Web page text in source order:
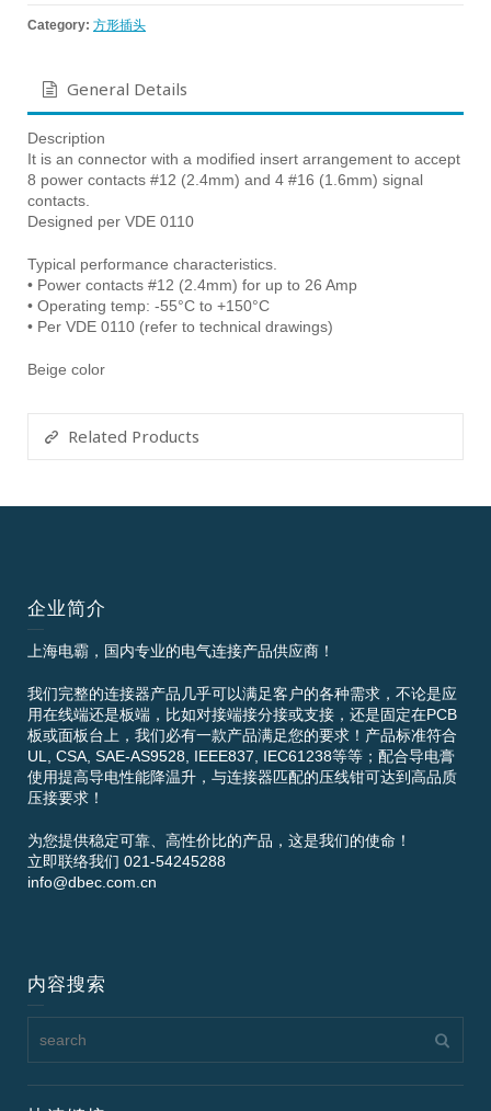
Category: 方形插头
General Details
Description
It is an connector with a modified insert arrangement to accept
8 power contacts #12 (2.4mm) and 4 #16 (1.6mm) signal
contacts.
Designed per VDE 0110
Typical performance characteristics.
• Power contacts #12 (2.4mm) for up to 26 Amp
• Operating temp: -55°C to +150°C
• Per VDE 0110 (refer to technical drawings)
Beige color
Related Products
企业简介
上海电霸，国内专业的电气连接产品供应商！
我们完整的连接器产品几乎可以满足客户的各种需求，不论是应
用在线端还是板端，比如对接端接分接或支接，还是固定在PCB
板或面板台上，我们必有一款产品满足您的要求！产品标准符合
UL, CSA, SAE-AS9528, IEEE837, IEC61238等等；配合导电膏
使用提高导电性能降温升，与连接器匹配的压线钳可达到高品质
压接要求！
为您提供稳定可靠、高性价比的产品，这是我们的使命！
立即联络我们 021-54245288
info@dbec.com.cn
内容搜索